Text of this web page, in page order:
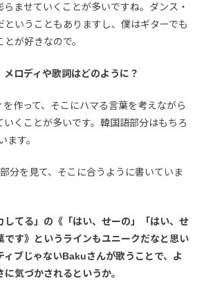
らませていくことが多いですね。ダンス・
ということもありますし、僕はギターでも
が好きなので。
ロディや歌詞はどのように？
を作って、そこにハマる言葉を考えながら
くことが多いです。韓国語部分はもちろ
ます。
分を見て、そこに合うように書いていま
てる」の《「はい、せーの」「はい、せ
です》というラインもユニークだなと思い
ィブじゃないBakuさんが歌うことで、よ
気づかされるというか。